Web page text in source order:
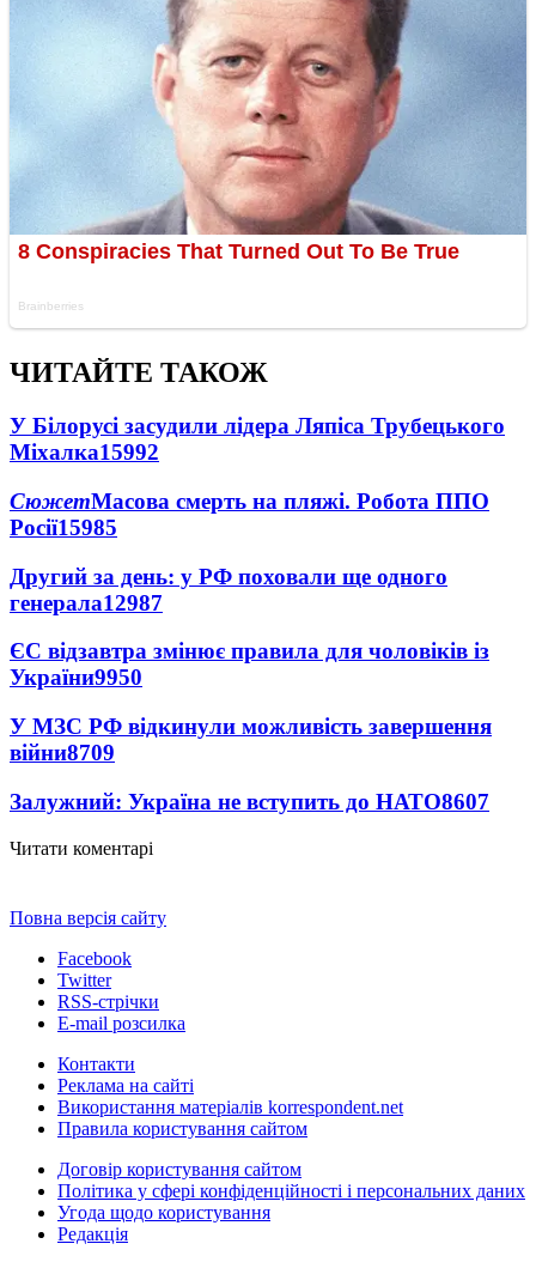
ЧИТАЙТЕ ТАКОЖ
У Білорусі засудили лідера Ляпіса Трубецького
Міхалка15992
СюжетМасова смерть на пляжі. Робота ППО
Росії15985
Другий за день: у РФ поховали ще одного
генерала12987
ЄС відзавтра змінює правила для чоловіків із
України9950
У МЗС РФ відкинули можливість завершення
війни8709
Залужний: Україна не вступить до НАТО8607
Читати коментарі
Повна версія сайту
Facebook
Twitter
RSS-стрічки
E-mail розсилка
Контакти
Реклама на сайті
Використання матеріалів korrespondent.net
Правила користування сайтом
Договір користування сайтом
Політика у сфері конфіденційності і персональних даних
Угода щодо користування
Редакція